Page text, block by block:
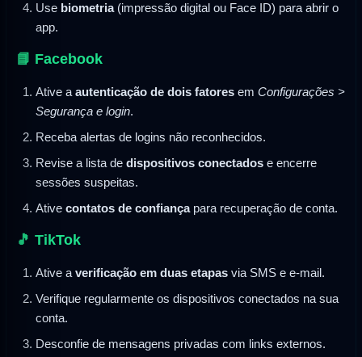
Use biometria(impressão digital ou Face ID) para abrir o
app.
📘 Facebook
Ative a autenticação de dois fatores em Configurações >
Segurança e login.
Receba alertas de logins não reconhecidos.
Revise a lista de dispositivos conectados e encerre
sessões suspeitas.
Ative contatos de confiançapara recuperação de conta.
🎵 TikTok
Ative a verificação em duas etapas via SMS e e-mail.
Verifique regularmente os dispositivos conectados na sua
conta.
Desconfie de mensagens privadas com links externos.